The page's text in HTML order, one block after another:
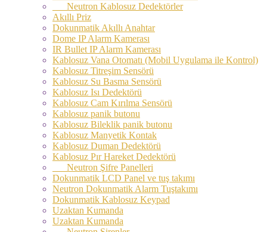
Neutron Kablosuz Dedektörler
Akıllı Priz
Dokunmatik Akıllı Anahtar
Dome IP Alarm Kamerası
IR Bullet IP Alarm Kamerası
Kablosuz Vana Otomatı (Mobil Uygulama ile Kontrol)
Kablosuz Titreşim Sensörü
Kablosuz Su Basma Sensörü
Kablosuz Isı Dedektörü
Kablosuz Cam Kırılma Sensörü
Kablosuz panik butonu
Kablosuz Bileklik panik butonu
Kablosuz Manyetik Kontak
Kablosuz Duman Dedektörü
Kablosuz Pır Hareket Dedektörü
Neutron Şifre Panelleri
Dokunmatik LCD Panel ve tuş takımı
Neutron Dokunmatik Alarm Tuştakımı
Dokunmatik Kablosuz Keypad
Uzaktan Kumanda
Uzaktan Kumanda